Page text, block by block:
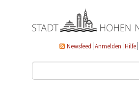
Newsfeed Anmelden Hilfe